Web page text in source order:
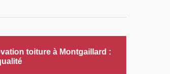
toiture à Montgaillard :